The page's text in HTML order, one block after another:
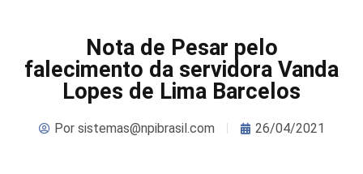
Nota de Pesar pelo
falecimento da servidora Vanda
Lopes de Lima Barcelos
Porsistemas@npibrasil.com 26/04/2021